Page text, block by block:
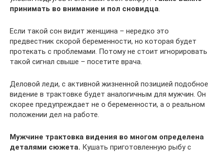
принимать во внимание и пол сновидца.
Если такой сон видит женщина – нередко это
предвестник скорой беременности, но которая будет
протекать с проблемами. Потому не стоит игнорировать
такой сигнал свыше – посетите врача.
Деловой леди, с активной жизненной позицией подобное
видение в трактовке будет аналогичным для мужчин. Он
скорее предупреждает не о беременности, а о реальном
положении дел на работе.
Мужчине трактовка видения во многом определена
деталями сюжета. Кушать приготовленную рыбу с